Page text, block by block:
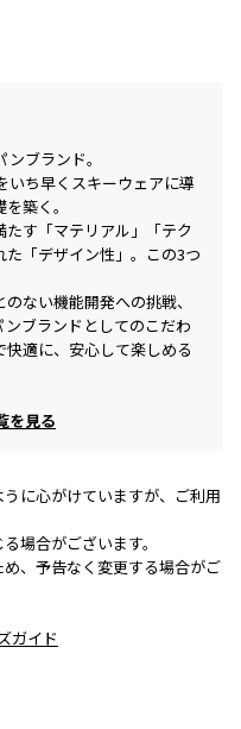
ブランド。
いち早くスキーウェアに導
築く。
す「マテリアル」「テク
「デザイン性」。この3つ
ない機能開発への挑戦、
ブランドとしてのこだわ
適に、安心して楽しめる
を見る
に心がけていますが、ご利用
場合がございます。
、予告なく変更する場合がご
ガイド